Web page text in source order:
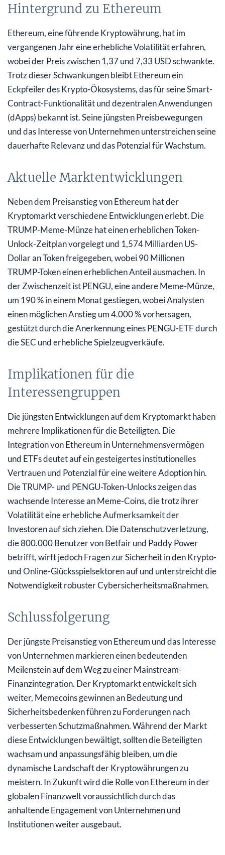
Hintergrund zu Ethereum
Ethereum, eine führende Kryptowährung, hat im
vergangenen Jahr eine erhebliche Volatilität erfahren,
wobei der Preis zwischen 1,37 und 7,33 USD schwankte.
Trotz dieser Schwankungen bleibt Ethereum ein
Eckpfeiler des Krypto-Ökosystems, das für seine Smart-
Contract-Funktionalität und dezentralen Anwendungen
(dApps) bekannt ist. Seine jüngsten Preisbewegungen
und das Interesse von Unternehmen unterstreichen seine
dauerhafte Relevanz und das Potenzial für Wachstum.
Aktuelle Marktentwicklungen
Neben dem Preisanstieg von Ethereum hat der
Kryptomarkt verschiedene Entwicklungen erlebt. Die
TRUMP-Meme-Münze hat einen erheblichen Token-
Unlock-Zeitplan vorgelegt und 1,574 Milliarden US-
Dollar an Token freigegeben, wobei 90 Millionen
TRUMP-Token einen erheblichen Anteil ausmachen. In
der Zwischenzeit ist PENGU, eine andere Meme-Münze,
um 190 % in einem Monat gestiegen, wobei Analysten
einen möglichen Anstieg um 4.000 % vorhersagen,
gestützt durch die Anerkennung eines PENGU-ETF durch
die SEC und erhebliche Spielzeugverkäufe.
Implikationen für die
Interessengruppen
Die jüngsten Entwicklungen auf dem Kryptomarkt haben
mehrere Implikationen für die Beteiligten. Die
Integration von Ethereum in Unternehmensvermögen
und ETFs deutet auf ein gesteigertes institutionelles
Vertrauen und Potenzial für eine weitere Adoption hin.
Die TRUMP- und PENGU-Token-Unlocks zeigen das
wachsende Interesse an Meme-Coins, die trotz ihrer
Volatilität eine erhebliche Aufmerksamkeit der
Investoren auf sich ziehen. Die Datenschutzverletzung,
die 800.000 Benutzer von Betfair und Paddy Power
betrifft, wirft jedoch Fragen zur Sicherheit in den Krypto-
und Online-Glücksspielsektoren auf und unterstreicht die
Notwendigkeit robuster Cybersicherheitsmaßnahmen.
Schlussfolgerung
Der jüngste Preisanstieg von Ethereum und das Interesse
von Unternehmen markieren einen bedeutenden
Meilenstein auf dem Weg zu einer Mainstream-
Finanzintegration. Der Kryptomarkt entwickelt sich
weiter, Memecoins gewinnen an Bedeutung und
Sicherheitsbedenken führen zu Forderungen nach
verbesserten Schutzmaßnahmen. Während der Markt
diese Entwicklungen bewältigt, sollten die Beteiligten
wachsam und anpassungsfähig bleiben, um die
dynamische Landschaft der Kryptowährungen zu
meistern. In Zukunft wird die Rolle von Ethereum in der
globalen Finanzwelt voraussichtlich durch das
anhaltende Engagement von Unternehmen und
Institutionen weiter ausgebaut.